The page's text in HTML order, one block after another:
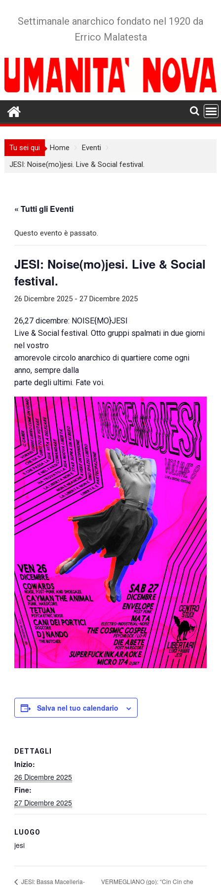
Settimanale anarchico fondato nel 1920 da
Errico Malatesta
Tu sei qui Home
Eventi
JESI: Noise(mo)jesi. Live & Social festival.
« Tutti gli Eventi
Questo evento è passato.
JESI: Noise(mo)jesi. Live & Social
festival.
26 Dicembre 2025 -27 Dicembre 2025
26,27 dicembre: NOISE{MO}JESI
Live & Social festival. Otto gruppi spalmati in due giorni
nel vostro
amorevole circolo anarchico di quartiere come ogni
anno, sempre dalla
parte degli ultimi. Fate voi.
Salva nel tuo calendario
DETTAGLI
Inizio:
26 Dicembre 2025
Fine:
27 Dicembre 2025
LUOGO
jesi
JESI: Bassa Macelleria- VERMEGLIANO (go): “Cin Cin che